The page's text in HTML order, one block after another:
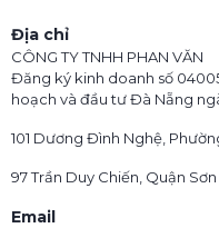
Địa chỉ
CÔNG TY TNHH PHAN VĂN
Đăng ký kinh doanh số
hoạch và đầu tư Đà Nẵng
101 Dương Đình Nghệ,
97 Trần Duy Chiến, Quận
Email